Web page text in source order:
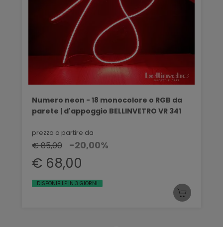
Numero neon - 18 monocolore o RGB da
parete | d'appoggio BELLINVETRO VR 341
prezzo a partire da
€ 85,00 -20,00%
€ 68,00
DISPONIBILE IN 3 GIORNI